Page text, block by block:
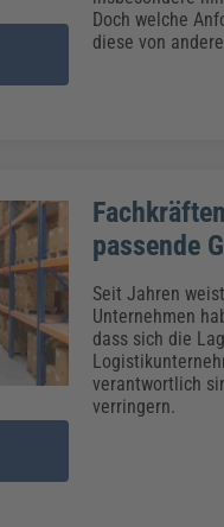
Doch welche
diese von
passende
Seit Jahren
Unternehmen
dass sich die
verantwortlich
verringern.